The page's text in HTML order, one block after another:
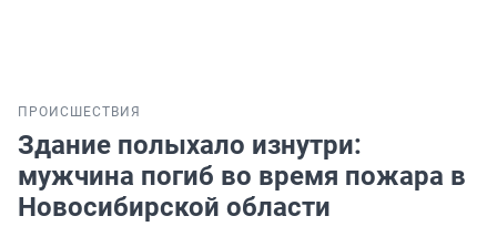
ПРОИСШЕСТВИЯ
Здание полыхало изнутри:
мужчина погиб во время пожара в
Новосибирской области